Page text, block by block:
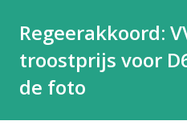
Regeerakkoord:
troostprijs voor
de foto